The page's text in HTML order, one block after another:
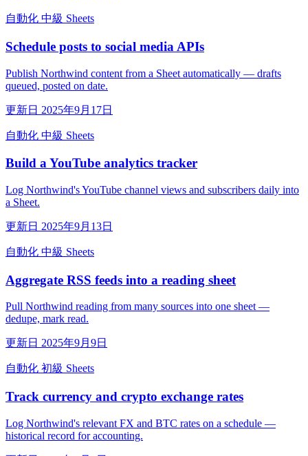
自動化 中級 Sheets
Schedule posts to social media APIs
Publish Northwind content from a Sheet automatically — drafts
queued, posted on date.
更新日 2025年9月17日
自動化 中級 Sheets
Build a YouTube analytics tracker
Log Northwind's YouTube channel views and subscribers daily into
a Sheet.
更新日 2025年9月13日
自動化 中級 Sheets
Aggregate RSS feeds into a reading sheet
Pull Northwind reading from many sources into one sheet —
dedupe, mark read.
更新日 2025年9月9日
自動化 初級 Sheets
Track currency and crypto exchange rates
Log Northwind's relevant FX and BTC rates on a schedule —
historical record for accounting.